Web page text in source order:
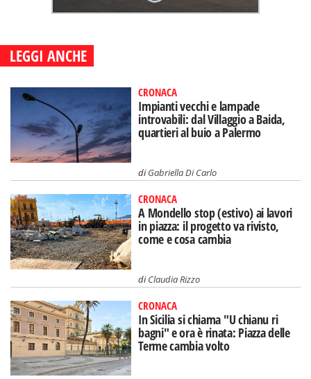
LEGGI ANCHE
CRONACA
Impianti vecchi e lampade
introvabili: dal Villaggio a Baida,
quartieri al buio a Palermo
diGabriella Di Carlo
CRONACA
A Mondello stop (estivo) ai lavori
in piazza: il progetto va rivisto,
come e cosa cambia
diClaudia Rizzo
CRONACA
In Sicilia si chiama "U chianu ri
bagni" e ora è rinata: Piazza delle
Terme cambia volto